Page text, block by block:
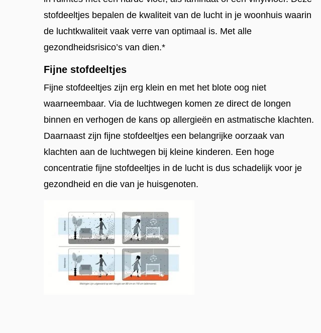
stofdeeltjes bepalen de kwaliteit van de lucht in je woonhuis waarin
de luchtkwaliteit vaak verre van optimaal is. Met alle
gezondheidsrisico’s van dien.*
Fijne stofdeeltjes
Fijne stofdeeltjes zijn erg klein en met het blote oog niet
waarneembaar. Via de luchtwegen komen ze direct de longen
binnen en verhogen de kans op allergieën en astmatische klachten.
Daarnaast zijn fijne stofdeeltjes een belangrijke oorzaak van
klachten aan de luchtwegen bij kleine kinderen. Een hoge
concentratie fijne stofdeeltjes in de lucht is dus schadelijk voor je
gezondheid en die van je huisgenoten.